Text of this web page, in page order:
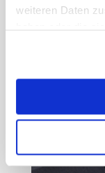
weiteren Daten